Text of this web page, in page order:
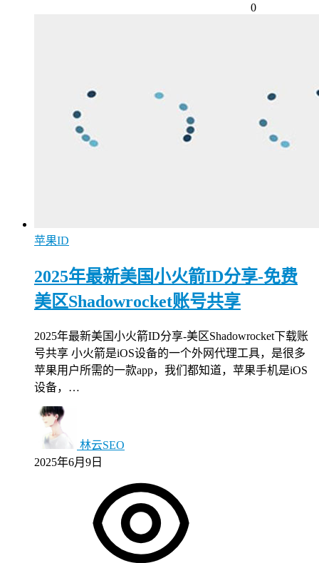
0
苹果ID
2025年最新美国小火箭ID分享-免费
美区Shadowrocket账号共享
2025年最新美国小火箭ID分享-美区Shadowrocket下载账
号共享 小火箭是iOS设备的一个外网代理工具，是很多
苹果用户所需的一款app，我们都知道，苹果手机是iOS
设备，…
林云SEO
2025年6月9日